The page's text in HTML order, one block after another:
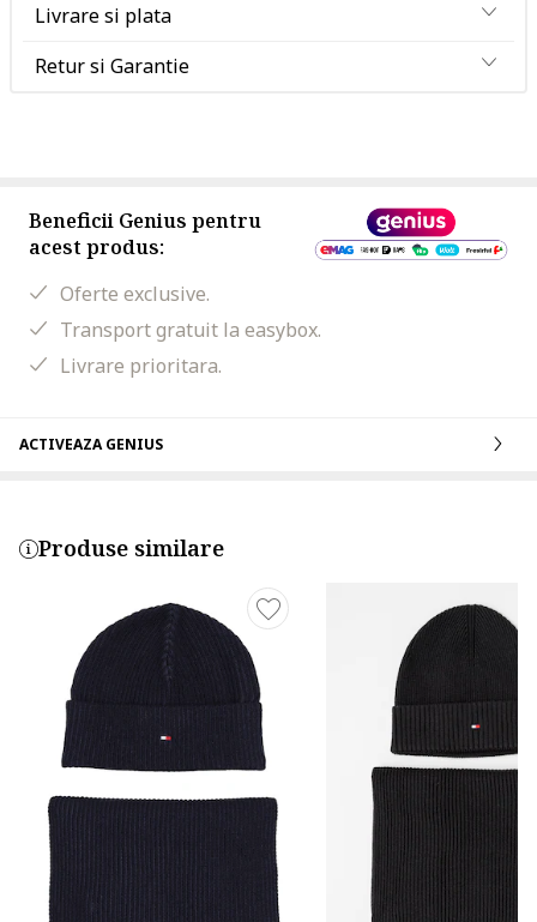
Livrare si plata
Retur si Garantie
Beneficii Genius pentru
acest produs:
Oferte exclusive.
Transport gratuit la easybox.
Livrare prioritara.
ACTIVEAZA GENIUS
Produse similare